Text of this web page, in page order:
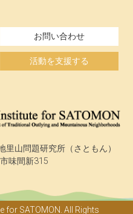
お問い合わせ
活動を支援する
山問題研究所（さともん）
味間新315
for SATOMON. All Rights